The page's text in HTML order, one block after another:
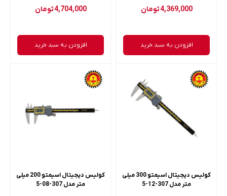
4,369,000تومان
افزودن به سبد خرید
4,704,000تومان
افزودن به سبد خرید
کولیس دیجیتال اسیمتو 300 میلی
متر مدل 307-12-5
کولیس دیجیتال اسیمتو 200 میلی
متر مدل 307-08-5